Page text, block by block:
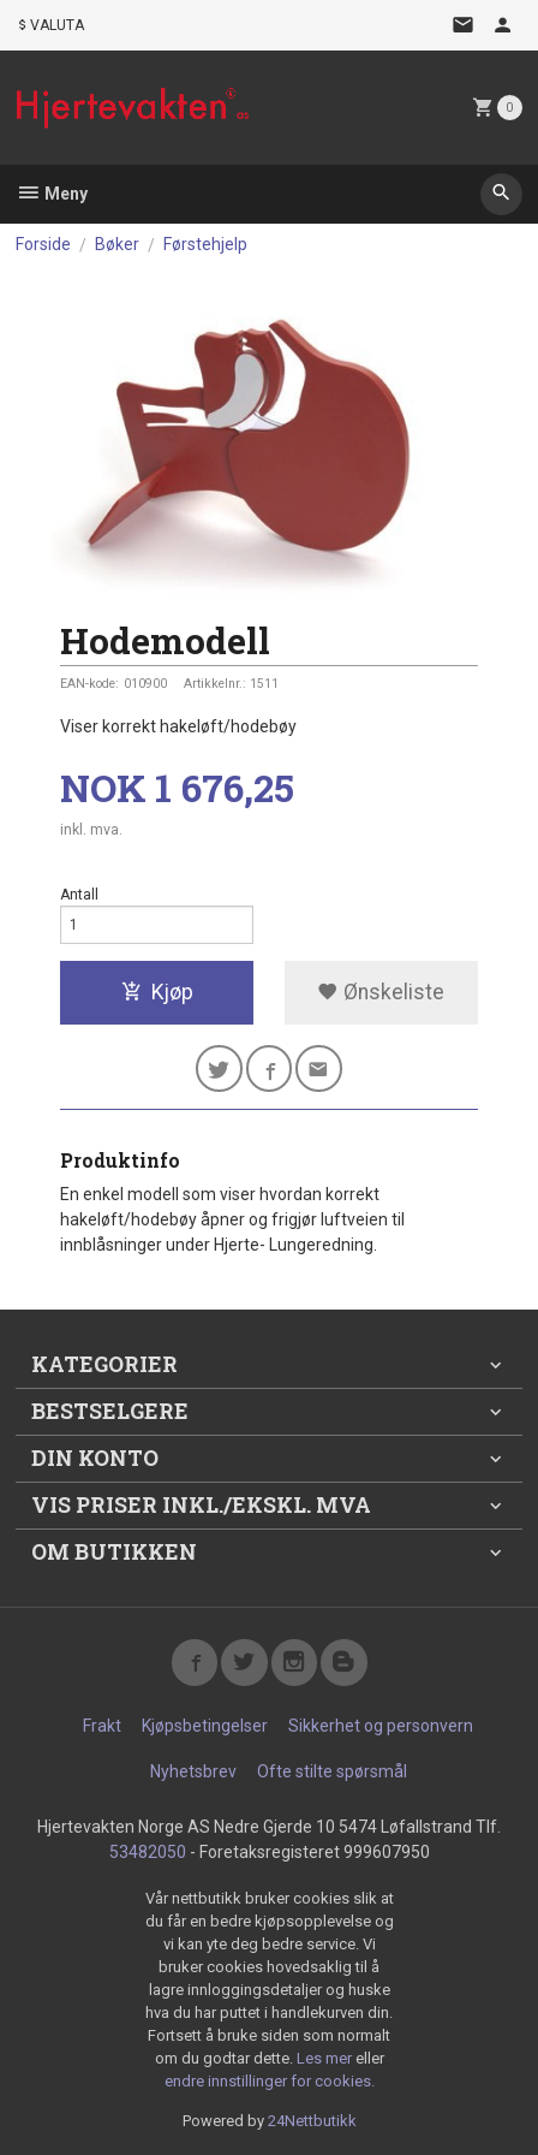
VALUTA
0
Meny
Forside Bøker Førstehjelp
Hodemodell
EAN-kode: 010900 Artikkelnr.: 1511
Viser korrekt hakeløft/hodebøy
Pris
NOK 1 676,25
inkl. mva.
Antall
Kjøp Ønskeliste
Produktinfo
En enkel modell som viser hvordan korrekt
hakeløft/hodebøy åpner og frigjør luftveien til
innblåsninger under Hjerte- Lungeredning.
KATEGORIER
BESTSELGERE
DIN KONTO
VIS PRISER INKL./EKSKL. MVA
OM BUTIKKEN
Frakt Kjøpsbetingelser Sikkerhet og personvern
Nyhetsbrev Ofte stilte spørsmål
Hjertevakten Norge AS Nedre Gjerde 10 5474 Løfallstrand Tlf.
53482050 - Foretaksregisteret 999607950
Vår nettbutikk bruker cookies slik at
du får en bedre kjøpsopplevelse og
vi kan yte deg bedre service. Vi
bruker cookies hovedsaklig til å
lagre innloggingsdetaljer og huske
hva du har puttet i handlekurven din.
Fortsett å bruke siden som normalt
om du godtar dette. Les mer eller
endre innstillinger for cookies.
Powered by 24Nettbutikk